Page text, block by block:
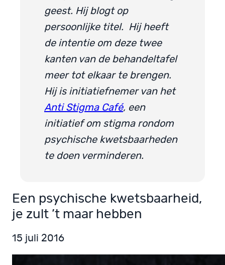
geest. Hij blogt op
persoonlijke titel. Hij heeft
de intentie om deze twee
kanten van de behandeltafel
meer tot elkaar te brengen.
Hij is initiatiefnemer van het
Anti Stigma Café, een
initiatief om stigma rondom
psychische kwetsbaarheden
te doen verminderen.
Een psychische kwetsbaarheid,
je zult ’t maar hebben
15 juli 2016